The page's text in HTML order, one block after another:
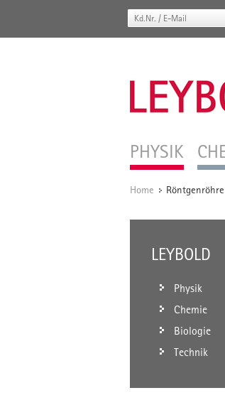
PHYSIK
Home /
LEYBOLD
Physik
Chemie
Biologie
Technik